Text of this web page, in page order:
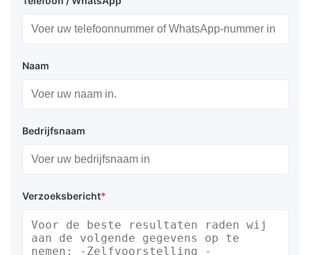
Naam
Bedrijfsnaam
Verzoeksbericht*